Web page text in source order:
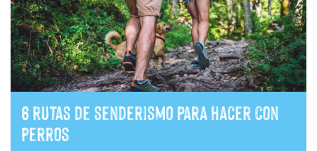
6 rutas de senderismo para hacer con
perros